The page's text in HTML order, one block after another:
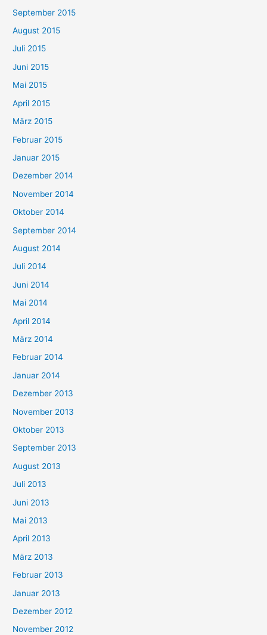
September 2015
August 2015
Juli 2015
Juni 2015
Mai 2015
April 2015
März 2015
Februar 2015
Januar 2015
Dezember 2014
November 2014
Oktober 2014
September 2014
August 2014
Juli 2014
Juni 2014
Mai 2014
April 2014
März 2014
Februar 2014
Januar 2014
Dezember 2013
November 2013
Oktober 2013
September 2013
August 2013
Juli 2013
Juni 2013
Mai 2013
April 2013
März 2013
Februar 2013
Januar 2013
Dezember 2012
November 2012